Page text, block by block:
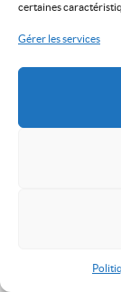
certaines
Gérer les services